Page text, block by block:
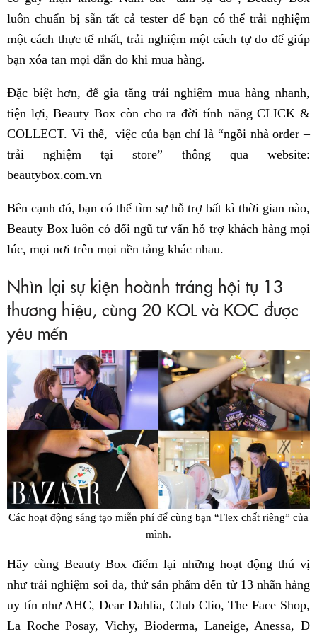
luôn chuẩn bị sẵn tất cả tester để bạn có thể trải nghiệm
một cách thực tế nhất, trải nghiệm một cách tự do để giúp
bạn xóa tan mọi đắn đo khi mua hàng.
Đặc biệt hơn, để gia tăng trải nghiệm mua hàng nhanh,
tiện lợi, Beauty Box còn cho ra đời tính năng CLICK &
COLLECT. Vì thế, việc của bạn chỉ là “ngồi nhà order –
trải nghiệm tại store” thông qua website:
beautybox.com.vn
Bên cạnh đó, bạn có thể tìm sự hỗ trợ bất kì thời gian nào,
Beauty Box luôn có đổi ngũ tư vấn hỗ trợ khách hàng mọi
lúc, mọi nơi trên mọi nền tảng khác nhau.
Nhìn lại sự kiện hoành tráng hội tụ 13
thương hiệu, cùng 20 KOL và KOC được
yêu mến
Các hoạt động sáng tạo miễn phí để cùng bạn “Flex chất riêng” của
mình.
Hãy cùng Beauty Box điểm lại những hoạt động thú vị
như trải nghiệm soi da, thử sản phẩm đến từ 13 nhãn hàng
uy tín như AHC, Dear Dahlia, Club Clio, The Face Shop,
La Roche Posay, Vichy, Bioderma, Laneige, Anessa, D